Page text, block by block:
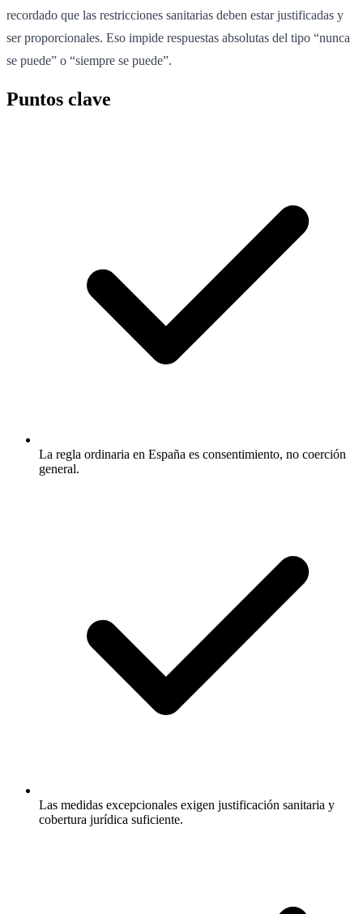
recordado que las restricciones sanitarias deben estar justificadas y
ser proporcionales. Eso impide respuestas absolutas del tipo “nunca
se puede” o “siempre se puede”.
Puntos clave
La regla ordinaria en España es consentimiento, no coerción
general.
Las medidas excepcionales exigen justificación sanitaria y
cobertura jurídica suficiente.